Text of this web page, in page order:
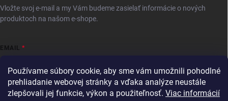
Používame súbory cookie, aby sme vám umožnili pohodlné
prehliadanie webovej stránky a vďaka analýze neustále
zlepšovali jej funkcie, výkon a použiteľnosť. Viac informácií
Vložte svoj e-mail a my Vám budeme zasielať informácie o nových
produktoch na našom e-shope.
EMAIL
Vložením e-mailu súhlasíte spodmienkami ochrany osobných údajov